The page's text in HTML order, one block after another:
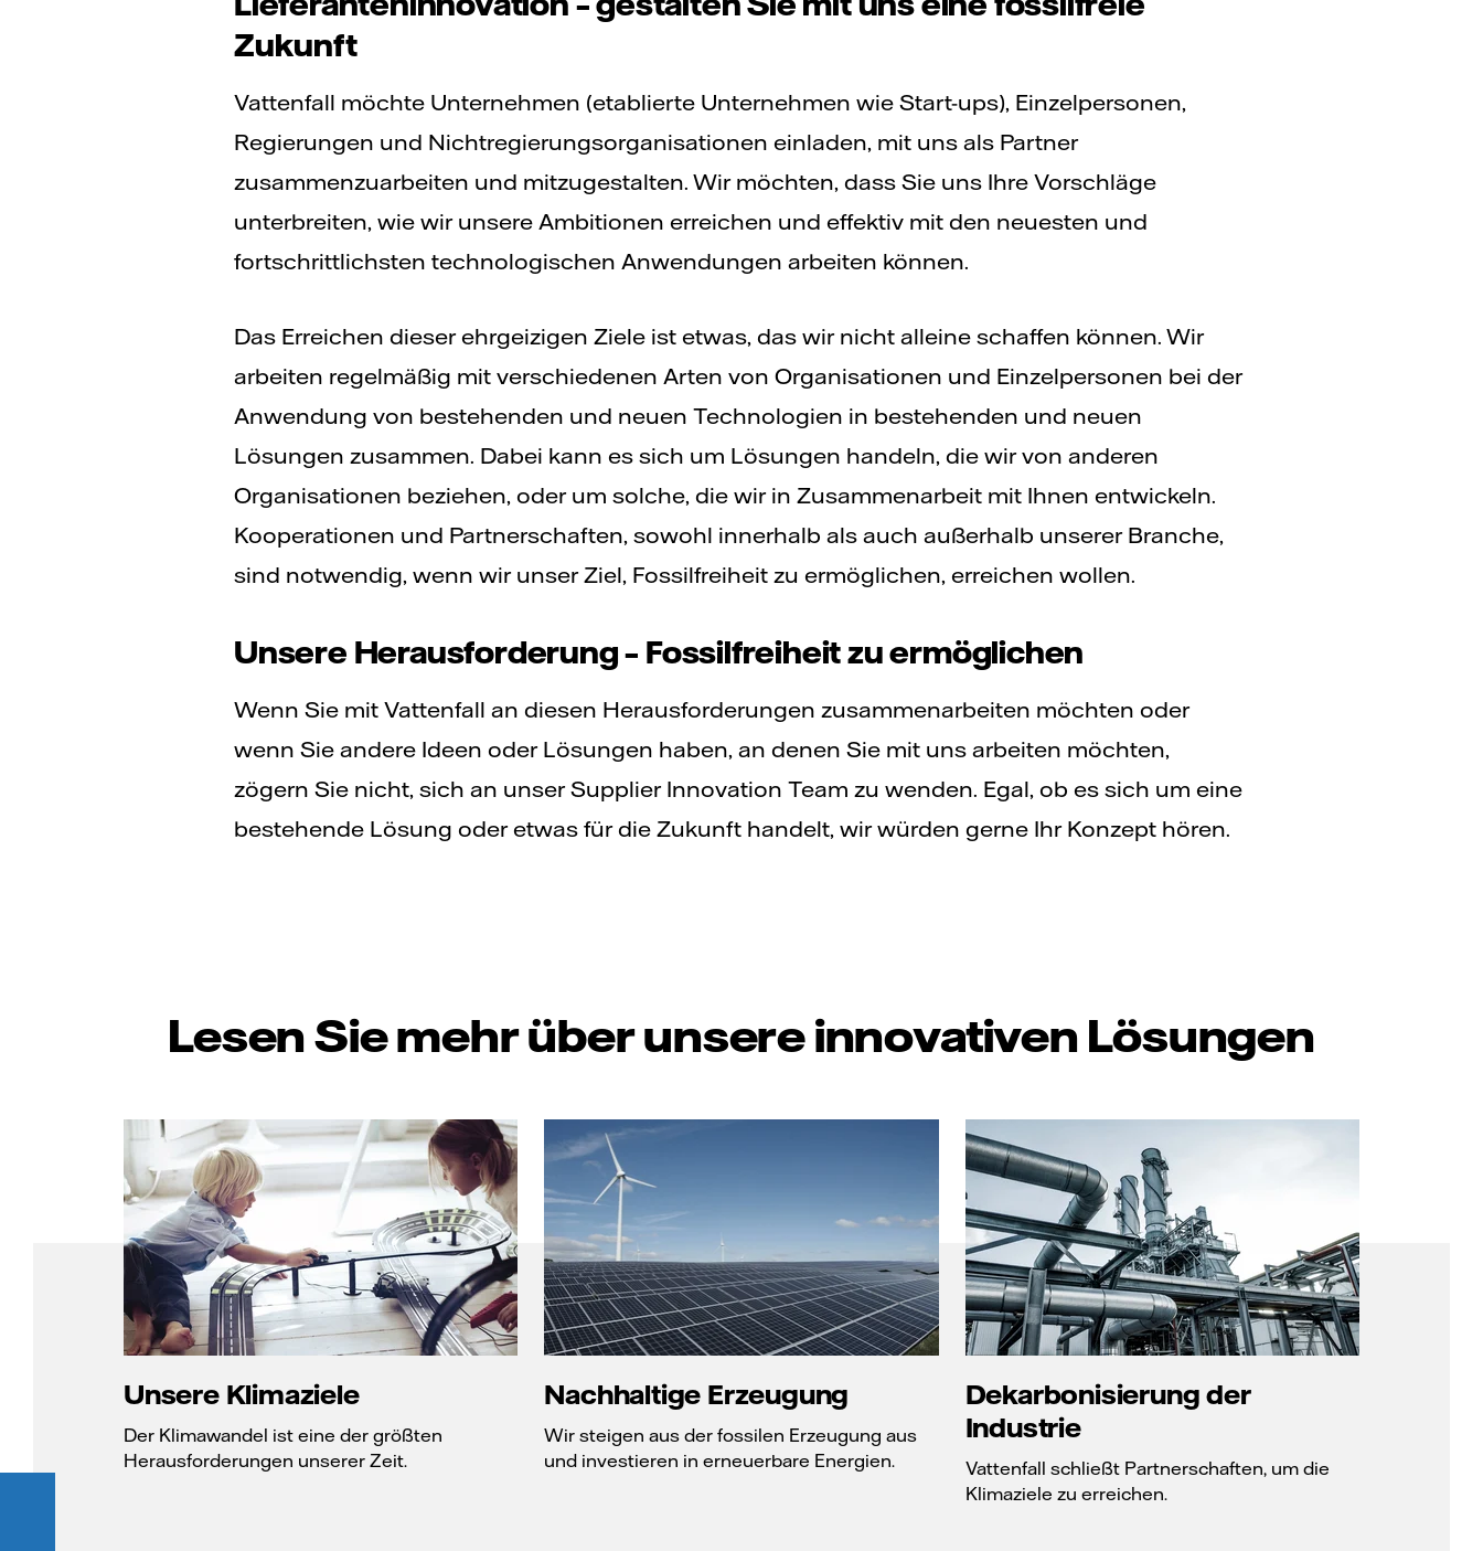
Zukunft
Vattenfall möchte Unternehmen (etablierte Unternehmen wie Start-ups), Einzelpersonen,
Regierungen und Nichtregierungsorganisationen einladen, mit uns als Partner
zusammenzuarbeiten und mitzugestalten. Wir möchten, dass Sie uns Ihre Vorschläge
unterbreiten, wie wir unsere Ambitionen erreichen und effektiv mit den neuesten und
fortschrittlichsten technologischen Anwendungen arbeiten können.
Das Erreichen dieser ehrgeizigen Ziele ist etwas, das wir nicht alleine schaffen können. Wir
arbeiten regelmäßig mit verschiedenen Arten von Organisationen und Einzelpersonen bei der
Anwendung von bestehenden und neuen Technologien in bestehenden und neuen
Lösungen zusammen. Dabei kann es sich um Lösungen handeln, die wir von anderen
Organisationen beziehen, oder um solche, die wir in Zusammenarbeit mit Ihnen entwickeln.
Kooperationen und Partnerschaften, sowohl innerhalb als auch außerhalb unserer Branche,
sind notwendig, wenn wir unser Ziel, Fossilfreiheit zu ermöglichen, erreichen wollen.
Unsere Herausforderung – Fossilfreiheit zu ermöglichen
Wenn Sie mit Vattenfall an diesen Herausforderungen zusammenarbeiten möchten oder
wenn Sie andere Ideen oder Lösungen haben, an denen Sie mit uns arbeiten möchten,
zögern Sie nicht, sich an unser Supplier Innovation Team zu wenden. Egal, ob es sich um eine
bestehende Lösung oder etwas für die Zukunft handelt, wir würden gerne Ihr Konzept hören.
Lesen Sie mehr über unsere innovativen Lösungen
Unsere Klimaziele
Der Klimawandel ist eine der größten
Herausforderungen unserer Zeit.
Nachhaltige Erzeugung
Wir steigen aus der fossilen Erzeugung aus
und investieren in erneuerbare Energien.
Dekarbonisierung der
Industrie
Vattenfall schließt Partnerschaften, um die
Klimaziele zu erreichen.